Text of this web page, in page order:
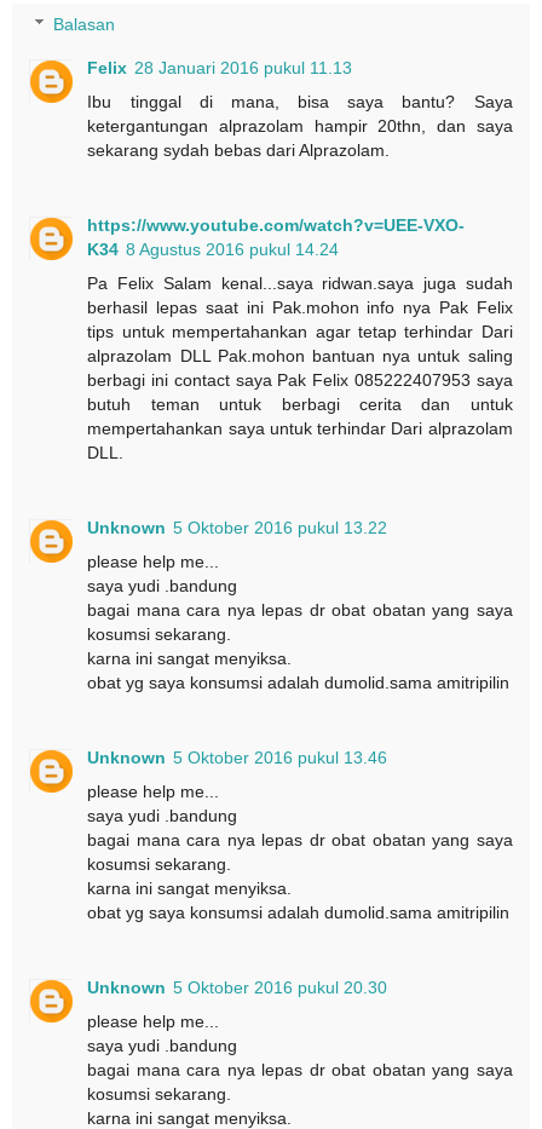
Balasan
Felix 28 Januari 2016 pukul 11.13
Ibu tinggal di mana, bisa saya bantu? Saya
ketergantungan alprazolam hampir 20thn, dan saya
sekarang sydah bebas dari Alprazolam.
https://www.youtube.com/watch?v=UEE-VXO-
K34 8 Agustus 2016 pukul 14.24
Pa Felix Salam kenal...saya ridwan.saya juga sudah
berhasil lepas saat ini Pak.mohon info nya Pak Felix
tips untuk mempertahankan agar tetap terhindar Dari
alprazolam DLL Pak.mohon bantuan nya untuk saling
berbagi ini contact saya Pak Felix 085222407953 saya
butuh teman untuk berbagi cerita dan untuk
mempertahankan saya untuk terhindar Dari alprazolam
DLL.
Unknown 5 Oktober 2016 pukul 13.22
please help me...
saya yudi .bandung
bagai mana cara nya lepas dr obat obatan yang saya
kosumsi sekarang.
karna ini sangat menyiksa.
obat yg saya konsumsi adalah dumolid.sama amitripilin
Unknown 5 Oktober 2016 pukul 13.46
please help me...
saya yudi .bandung
bagai mana cara nya lepas dr obat obatan yang saya
kosumsi sekarang.
karna ini sangat menyiksa.
obat yg saya konsumsi adalah dumolid.sama amitripilin
Unknown 5 Oktober 2016 pukul 20.30
please help me...
saya yudi .bandung
bagai mana cara nya lepas dr obat obatan yang saya
kosumsi sekarang.
karna ini sangat menyiksa.